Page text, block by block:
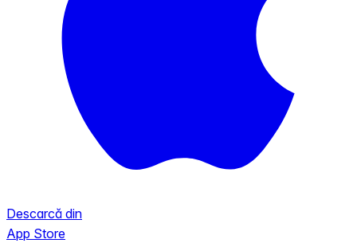
Descarcă din
App Store